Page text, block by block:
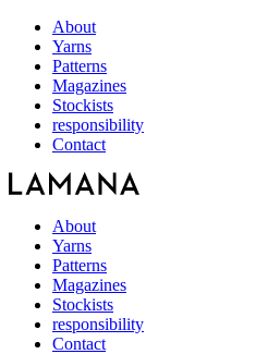
About
Yarns
Patterns
Magazines
Stockists
responsibility
Contact
About
Yarns
Patterns
Magazines
Stockists
responsibility
Contact